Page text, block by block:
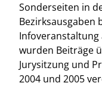
Sonderseiten in
Bezirksausgaben
Infoveranstaltung
wurden Beiträge
Jurysitzung und
2004 und 2005